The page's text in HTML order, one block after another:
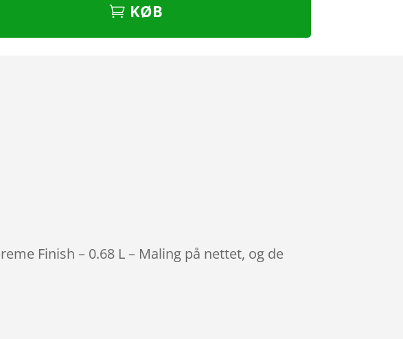
KØB
Finish – 0.68 L – Maling på nettet, og de